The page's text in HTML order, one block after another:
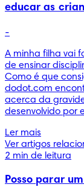
educar as
-
A minha filha vai
de ensinar
Como é que
dodot.com
acerca da
desenvolvido por
Ler mais
Ver artigos
2 min de leitura
Posso parar